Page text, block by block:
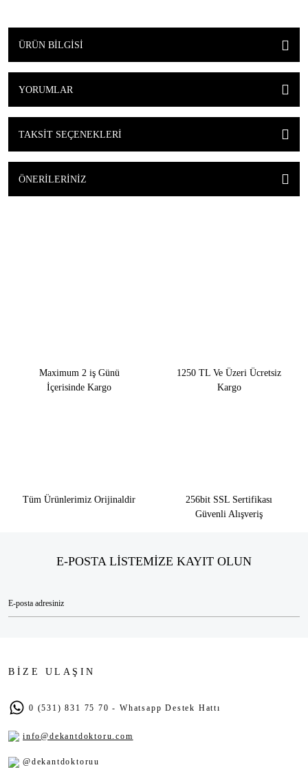
ÜRÜN BILGISI
YORUMLAR
TAKSIT SEÇENEKLERI
ÖNERILERINIZ
Maximum 2 iş Günü
İçerisinde Kargo
1250 TL Ve Üzeri Ücretsiz
Kargo
Tüm Ürünlerimiz Orijinaldir
256bit SSL Sertifikası
Güvenli Alışveriş
E-POSTA LİSTEMİZE KAYIT OLUN
BİZE ULAŞIN
0 (531) 831 75 70 - Whatsapp Destek Hattı
info@dekantdoktoru.com
@dekantdoktoruu